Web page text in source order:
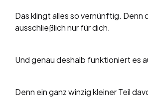
Das klingt alles so vernünftig. Denn
ausschließlich nur für dich.
Und genau deshalb funktioniert es
Denn ein ganz winzig kleiner Teil